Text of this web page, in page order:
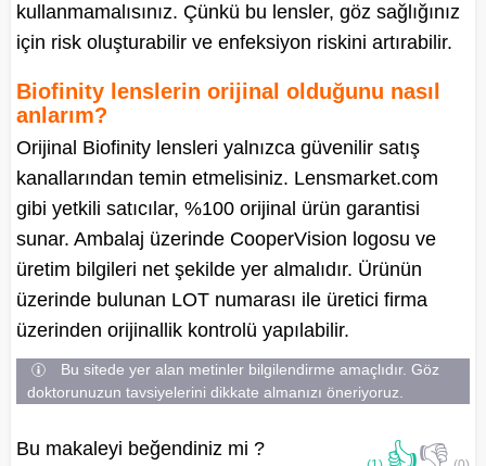
kullanmamalısınız. Çünkü bu lensler, göz sağlığınız
için risk oluşturabilir ve enfeksiyon riskini artırabilir.
Biofinity lenslerin orijinal olduğunu nasıl
anlarım?
Orijinal Biofinity lensleri yalnızca güvenilir satış
kanallarından temin etmelisiniz. Lensmarket.com
gibi yetkili satıcılar, %100 orijinal ürün garantisi
sunar. Ambalaj üzerinde CooperVision logosu ve
üretim bilgileri net şekilde yer almalıdır. Ürünün
üzerinde bulunan LOT numarası ile üretici firma
üzerinden orijinallik kontrolü yapılabilir.
Bu sitede yer alan metinler bilgilendirme amaçlıdır. Göz
doktorunuzun tavsiyelerini dikkate almanızı öneriyoruz.
Bu makaleyi beğendiniz mi ? 👍👎